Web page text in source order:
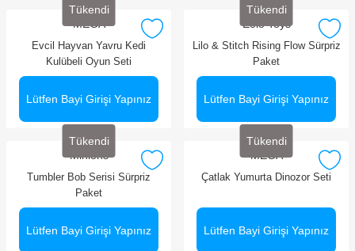
Tükendi
MEGA
Evcil Hayvan Yavru Kedi
Kulübeli Oyun Seti
Lütfen Bayi Girişi Yapınız
Tükendi
Eolo Toys
Lilo & Stitch Rising Flow Sürpriz
Paket
Lütfen Bayi Girişi Yapınız
Tükendi
Minions
Tumbler Bob Serisi Sürpriz
Paket
Lütfen Bayi Girişi Yapınız
Tükendi
MEGA
Çatlak Yumurta Dinozor Seti
Lütfen Bayi Girişi Yapınız